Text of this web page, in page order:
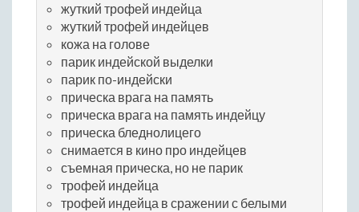
жуткий трофей индейца
жуткий трофей индейцев
кожа на голове
парик индейской выделки
парик по-индейски
прическа врага на память
прическа врага на память индейцу
прическа бледнолицего
снимается в кино про индейцев
съемная прическа, но не парик
трофей индейца
трофей индейца в сражении с белыми